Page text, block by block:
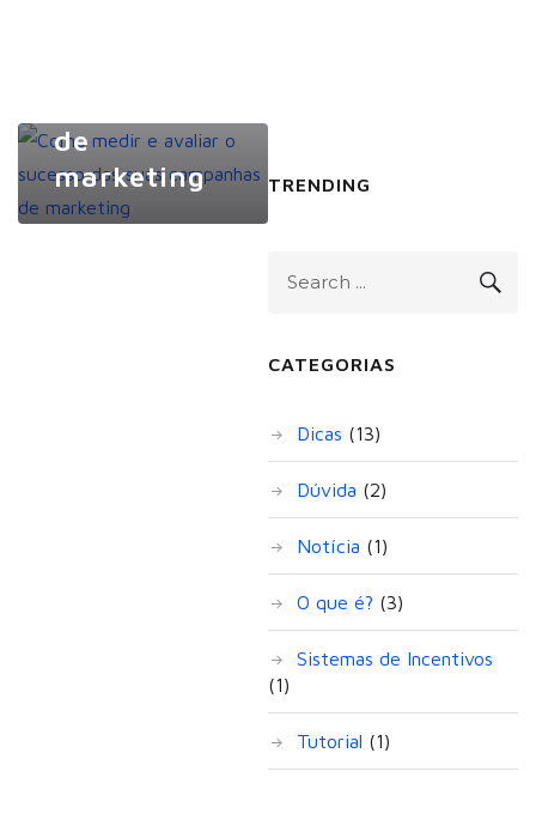
de
marketing
TRENDING
CATEGORIAS
Dicas (13)
Dúvida (2)
Notícia (1)
O que é? (3)
Sistemas de Incentivos
(1)
Tutorial (1)